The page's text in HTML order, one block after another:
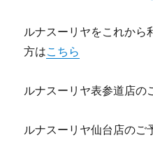
ルナスーリヤをこれから
方はこちら
ルナスーリヤ表参道店の
ルナスーリヤ仙台店のご